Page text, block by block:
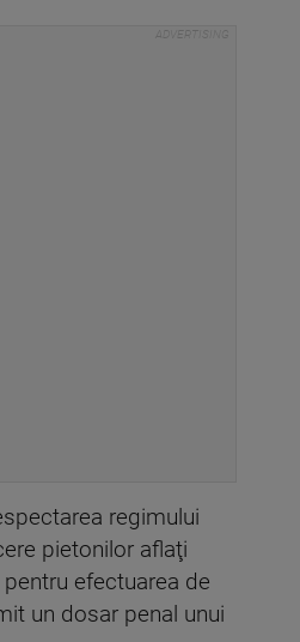
regimului
pietonilor aflaţi
efectuarea de
un dosar penal unui